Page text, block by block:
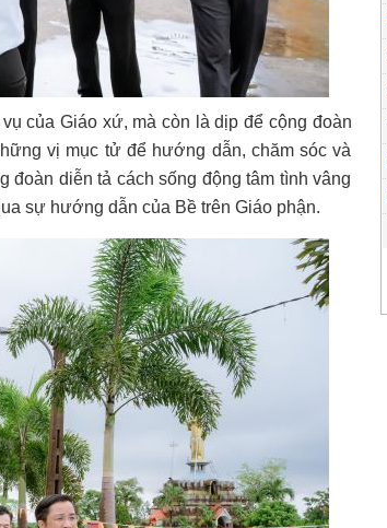
của Giáo xứ, mà còn là dịp để cộng đoàn
vị mục tử để hướng dẫn, chăm sóc và
diễn tả cách sống động tâm tình vâng
sự hướng dẫn của Bề trên Giáo phận.